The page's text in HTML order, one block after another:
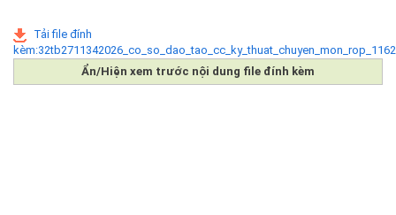
Tải file đính
Ẩn/Hiện xem trước nội dung file đính kèm